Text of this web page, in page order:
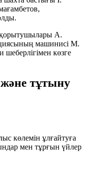
қорытушылары А.
машинисі М.
көзге
тұтыну
көлемін ұлғайтуға
мен тұрғын үйлер